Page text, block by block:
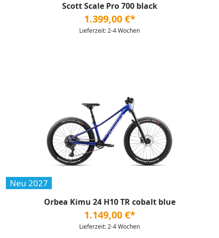
Scott Scale Pro 700 black
1.399,00 €*
Lieferzeit: 2-4 Wochen
Neu 2027
Orbea Kimu 24 H10 TR cobalt blue
1.149,00 €*
Lieferzeit: 2-4 Wochen